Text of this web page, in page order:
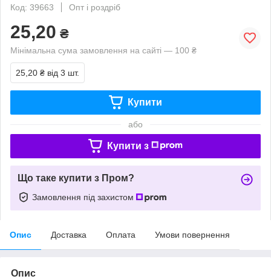
Код: 39663
Опт і роздріб
25,20 ₴
Мінімальна сума замовлення на сайті — 100 ₴
25,20 ₴ від 3 шт.
Купити
або
Купити з
Що таке купити з Пром?
Замовлення під захистом
Опис Доставка Оплата Умови повернення
Опис